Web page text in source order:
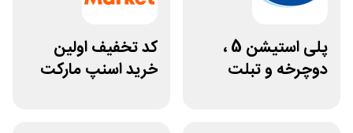
پلی استیشن 5 ،
دوچرخه و تبلت
کد تخفیف اولین
خرید اسنپ مارکت